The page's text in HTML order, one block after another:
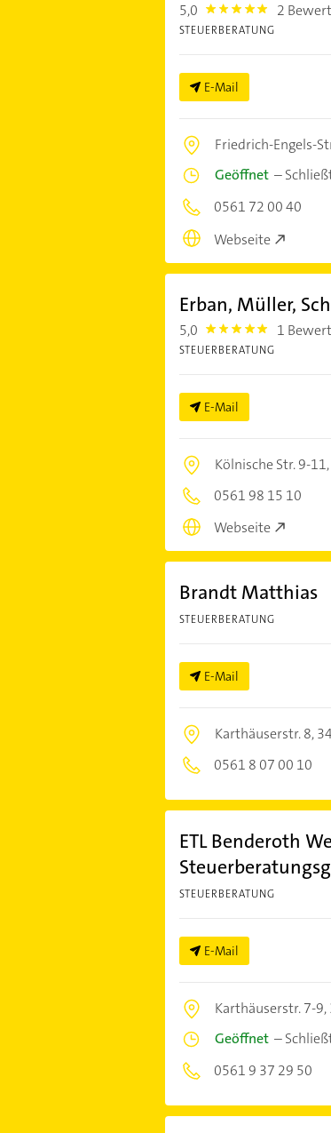
5,0 5.0 2
STEUERBERATUNG
E-Mail
Friedrich-Engels-
Geöffnet–
0561 72 00 40
Webseite
Erban, Müller,
5,0 5.0 1
STEUERBERATUNG
E-Mail
Kölnische Str. 9-11,
0561 98 15 10
Webseite
Brandt Matthias
STEUERBERATUNG
E-Mail
Karthäuserstr. 8,
0561 8 07 00 10
ETL Benderoth
STEUERBERATUNG
E-Mail
Karthäuserstr. 7-9,
Geöffnet–
0561 9 37 29 50